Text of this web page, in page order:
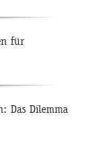
für
Das Dilemma